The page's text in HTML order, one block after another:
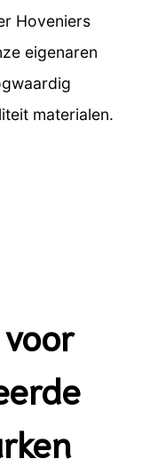
Hoveniers
eigenaren
materialen.